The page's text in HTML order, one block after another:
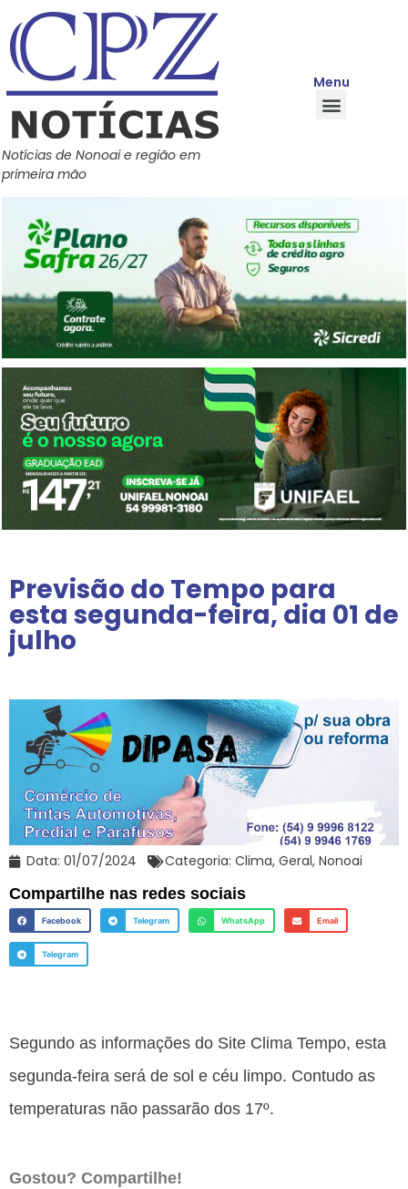
Notícias de Nonoai e região em
primeira mão
Menu
Previsão do Tempo para
esta segunda-feira, dia 01 de
julho
Data: 01/07/2024 Categoria: Clima, Geral, Nonoai
Compartilhe nas redes sociais
Facebook Telegram WhatsApp Email
Telegram
Segundo as informações do Site Clima Tempo, esta
segunda-feira será de sol e céu limpo. Contudo as
temperaturas não passarão dos 17º.
Gostou? Compartilhe!